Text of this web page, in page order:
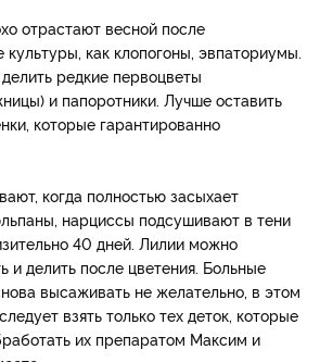
отрастают весной после
как клопогоны, эвпаториумы.
редкие первоцветы
и папоротники. Лучше оставить
которые гарантированно
когда полностью засыхает
нарциссы подсушивают в тени
40 дней. Лилии можно
и делить после цветения. Больные
высаживать не желательно, в этом
взять только тех деток, которые
их препаратом Максим и